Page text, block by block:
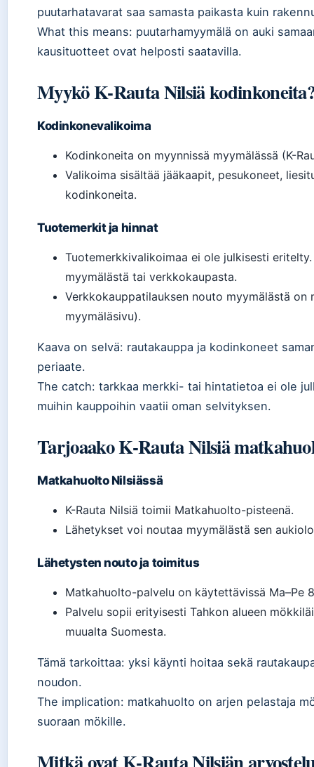
puutarhatavarat saa samasta paikasta kuin
What this means: puutarhamyymälä on auki
kausituotteet ovat helposti saatavilla.
Myykö K-Rauta Nilsiä
Kodinkonevalikoima
Kodinkoneita on myynnissä myymälässä (K-
Valikoima sisältää jääkaapit, pesukoneet,
kodinkoneita.
Tuotemerkit ja hinnat
Tuotemerkkivalikoimaa ei ole julkisesti
myymälästä tai verkkokaupasta.
Verkkokauppatilauksen nouto myymälästä on
myymäläsivu).
Kaava on selvä: rautakauppa ja kodinkoneet
periaate.
The catch: tarkkaa merkki- tai hintatietoa ei ole
muihin kauppoihin vaatii oman selvityksen.
Tarjoaako K-Rauta Nilsiä
Matkahuolto Nilsiässä
K-Rauta Nilsiä toimii Matkahuolto-pisteenä.
Lähetykset voi noutaa myymälästä sen
Lähetysten nouto ja toimitus
Matkahuolto-palvelu on käytettävissä Ma–Pe
Palvelu sopii erityisesti Tahkon alueen
muualta Suomesta.
Tämä tarkoittaa: yksi käynti hoitaa sekä
noudon.
The implication: matkahuolto on arjen pelastaja
suoraan mökille.
Mitkä ovat K-Rauta Nilsiän